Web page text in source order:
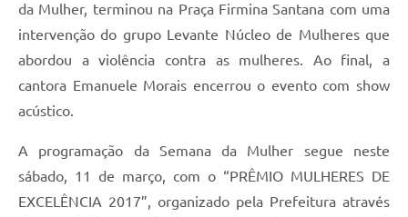
da Mulher, terminou na Praça Firmina Santana com uma
intervenção do grupo Levante Núcleo de Mulheres que
abordou a violência contra as mulheres. Ao final, a
cantora Emanuele Morais encerrou o evento com show
acústico.
A programação da Semana da Mulher segue neste
sábado, 11 de março, com o “PRÊMIO MULHERES DE
EXCELÊNCIA 2017”, organizado pela Prefeitura através